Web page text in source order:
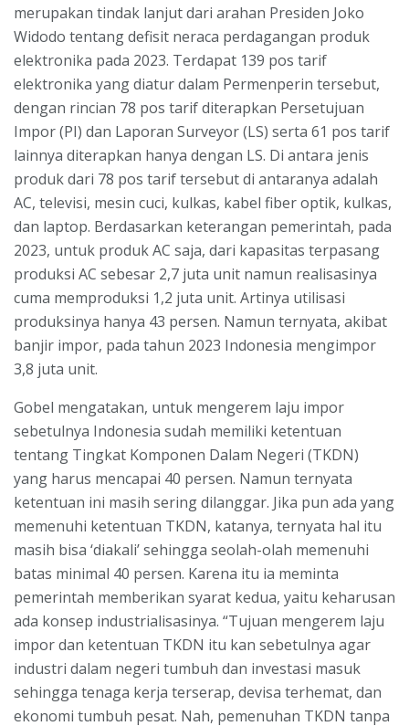
merupakan tindak lanjut dari arahan Presiden Joko
Widodo tentang defisit neraca perdagangan produk
elektronika pada 2023. Terdapat 139 pos tarif
elektronika yang diatur dalam Permenperin tersebut,
dengan rincian 78 pos tarif diterapkan Persetujuan
Impor (PI) dan Laporan Surveyor (LS) serta 61 pos tarif
lainnya diterapkan hanya dengan LS. Di antara jenis
produk dari 78 pos tarif tersebut di antaranya adalah
AC, televisi, mesin cuci, kulkas, kabel fiber optik, kulkas,
dan laptop. Berdasarkan keterangan pemerintah, pada
2023, untuk produk AC saja, dari kapasitas terpasang
produksi AC sebesar 2,7 juta unit namun realisasinya
cuma memproduksi 1,2 juta unit. Artinya utilisasi
produksinya hanya 43 persen. Namun ternyata, akibat
banjir impor, pada tahun 2023 Indonesia mengimpor
3,8 juta unit.
Gobel mengatakan, untuk mengerem laju impor
sebetulnya Indonesia sudah memiliki ketentuan
tentang Tingkat Komponen Dalam Negeri (TKDN)
yang harus mencapai 40 persen. Namun ternyata
ketentuan ini masih sering dilanggar. Jika pun ada yang
memenuhi ketentuan TKDN, katanya, ternyata hal itu
masih bisa ‘diakali’ sehingga seolah-olah memenuhi
batas minimal 40 persen. Karena itu ia meminta
pemerintah memberikan syarat kedua, yaitu keharusan
ada konsep industrialisasinya. “Tujuan mengerem laju
impor dan ketentuan TKDN itu kan sebetulnya agar
industri dalam negeri tumbuh dan investasi masuk
sehingga tenaga kerja terserap, devisa terhemat, dan
ekonomi tumbuh pesat. Nah, pemenuhan TKDN tanpa